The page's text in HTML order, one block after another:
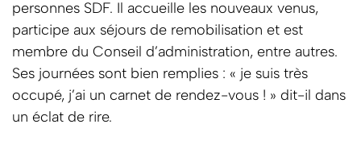
personnes SDF. Il accueille les nouveaux venus,
participe aux séjours de remobilisation et est
membre du Conseil d’administration, entre autres.
Ses journées sont bien remplies : « je suis très
occupé, j’ai un carnet de rendez-vous ! » dit-il dans
un éclat de rire.